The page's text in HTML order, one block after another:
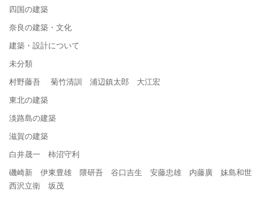
四国の建築
奈良の建築・文化
建築・設計について
未分類
村野藤吾 菊竹清訓 浦辺鎮太郎 大江宏
東北の建築
淡路島の建築
滋賀の建築
白井晟一 柿沼守利
磯崎新 伊東豊雄 隈研吾 谷口吉生 安藤忠雄 内藤廣 妹島和世
西沢立衛 坂茂